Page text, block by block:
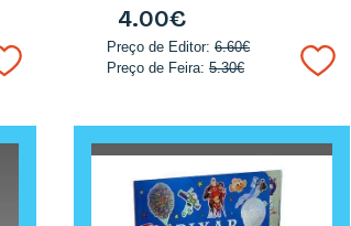
4.00€
Preço de Editor: 6.60€
Preço de Feira: 5.30€